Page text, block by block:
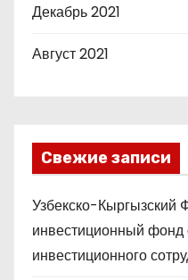
Декабрь 2021
Август 2021
Свежие записи
Узбекско-Кыргызский
инвестиционный фонд
инвестиционного